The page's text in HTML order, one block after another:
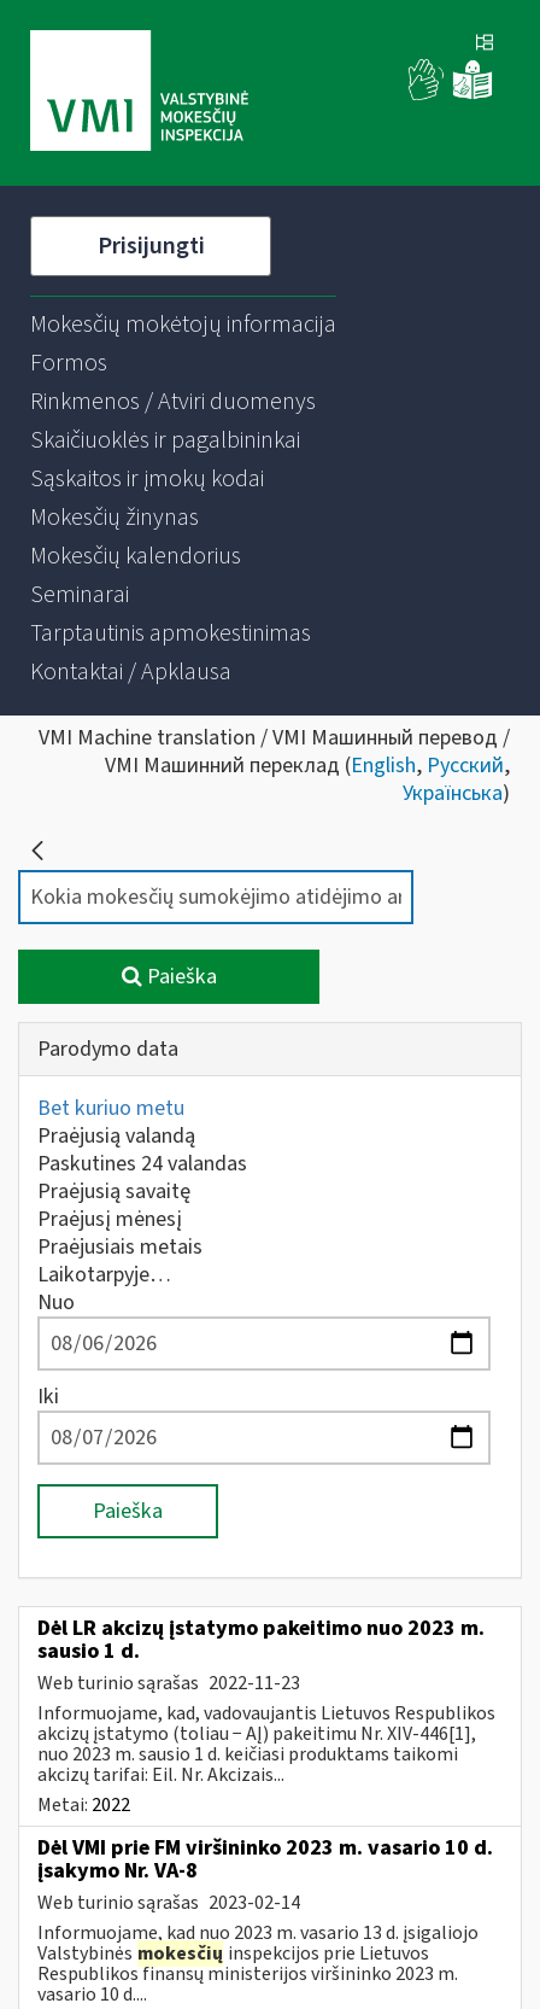
Prisijungti
Mokesčių mokėtojų informacija
Formos
Rinkmenos / Atviri duomenys
Skaičiuoklės ir pagalbininkai
Sąskaitos ir įmokų kodai
Mokesčių žinynas
Mokesčių kalendorius
Seminarai
Tarptautinis apmokestinimas
Kontaktai / Apklausa
VMI Machine translation / VMI Машинный перевод /
VMI Машинний переклад (English, Русский,
Українська)
Paieška
Parodymo data
Bet kuriuo metu
Praėjusią valandą
Paskutines 24 valandas
Praėjusią savaitę
Praėjusį mėnesį
Praėjusiais metais
Laikotarpyje…
Nuo
Iki
Paieška
Dėl LR akcizų įstatymo pakeitimo nuo 2023 m.
sausio 1 d.
Web turinio sąrašas 2022-11-23
Informuojame, kad, vadovaujantis Lietuvos Respublikos
akcizų įstatymo (toliau − AĮ) pakeitimu Nr. XIV-446[1],
nuo 2023 m. sausio 1 d. keičiasi produktams taikomi
akcizų tarifai: Eil. Nr. Akcizais...
Metai: 2022
Dėl VMI prie FM viršininko 2023 m. vasario 10 d.
įsakymo Nr. VA-8
Web turinio sąrašas 2023-02-14
Informuojame, kad nuo 2023 m. vasario 13 d. įsigaliojo
Valstybinės mokesčių inspekcijos prie Lietuvos
Respublikos finansų ministerijos viršininko 2023 m.
vasario 10 d....